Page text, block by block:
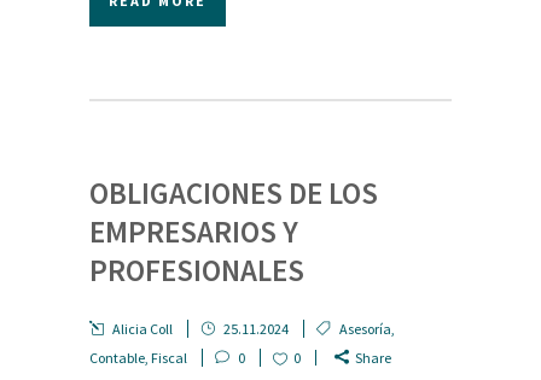
OBLIGACIONES DE LOS
EMPRESARIOS Y
PROFESIONALES
Alicia Coll 25.11.2024 Asesoría,
Contable, Fiscal 0 0 Share